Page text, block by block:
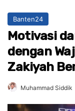
Banten24
Motivasi
dengan
Zakiyah
Muhammad Siddik